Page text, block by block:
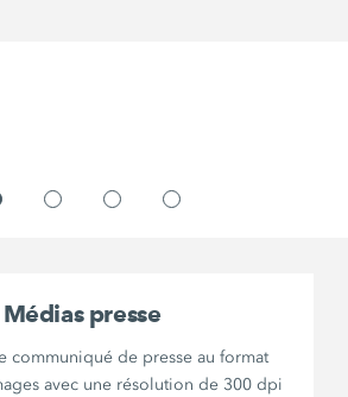
Médias presse
communiqué de presse au format
avec une résolution de 300 dpi